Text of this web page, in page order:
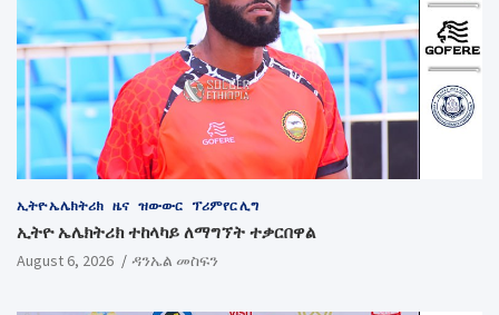
ኢትዮ ኤሌክትሪክ ዜና ዝውውር ፕሪምየር ሊግ
ኢትዮ ኤሌክትሪክ ተከላካይ ለማግኘት ተቃርበዋል
August 6, 2026 ዳንኤል መስፍን